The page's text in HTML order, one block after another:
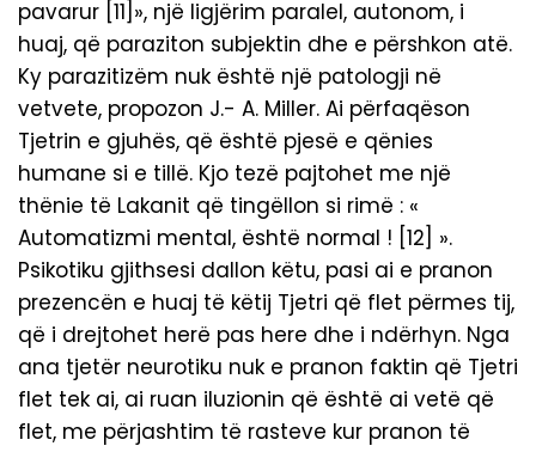
pavarur [11]», një ligjërim paralel, autonom, i
huaj, që paraziton subjektin dhe e përshkon atë.
Ky parazitizëm nuk është një patologji në
vetvete, propozon J.- A. Miller. Ai përfaqëson
Tjetrin e gjuhës, që është pjesë e qënies
humane si e tillë. Kjo tezë pajtohet me një
thënie të Lakanit që tingëllon si rimë : «
Automatizmi mental, është normal ! [12] ».
Psikotiku gjithsesi dallon këtu, pasi ai e pranon
prezencën e huaj të këtij Tjetri që flet përmes tij,
që i drejtohet herë pas here dhe i ndërhyn. Nga
ana tjetër neurotiku nuk e pranon faktin që Tjetri
flet tek ai, ai ruan iluzionin që është ai vetë që
flet, me përjashtim të rasteve kur pranon të